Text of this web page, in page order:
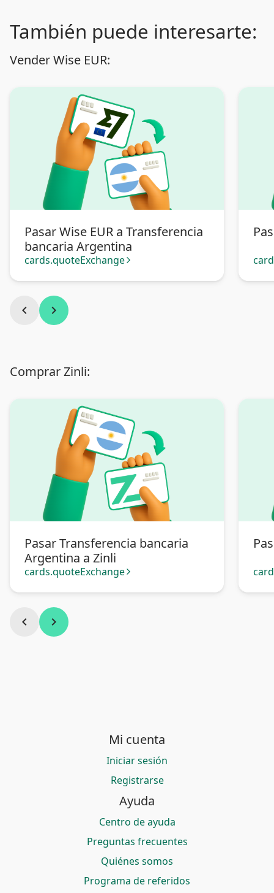
También puede interesarte:
Vender Wise EUR:
Pasar Wise EUR a Transferencia
bancaria Argentina
cards.quoteExchange arrow_forward_ios
chevron_left chevron_right
Comprar Zinli:
Pasar Transferencia bancaria
Argentina a Zinli
cards.quoteExchange arrow_forward_ios
chevron_left chevron_right
Mi cuenta
Iniciar sesión
Registrarse
Ayuda
Centro de ayuda
Preguntas frecuentes
Quiénes somos
Programa de referidos